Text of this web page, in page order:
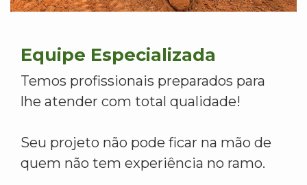
Equipe Especializada
Temos profissionais preparados para
lhe atender com total qualidade!
Seu projeto não pode ficar na mão de
quem não tem experiência no ramo.